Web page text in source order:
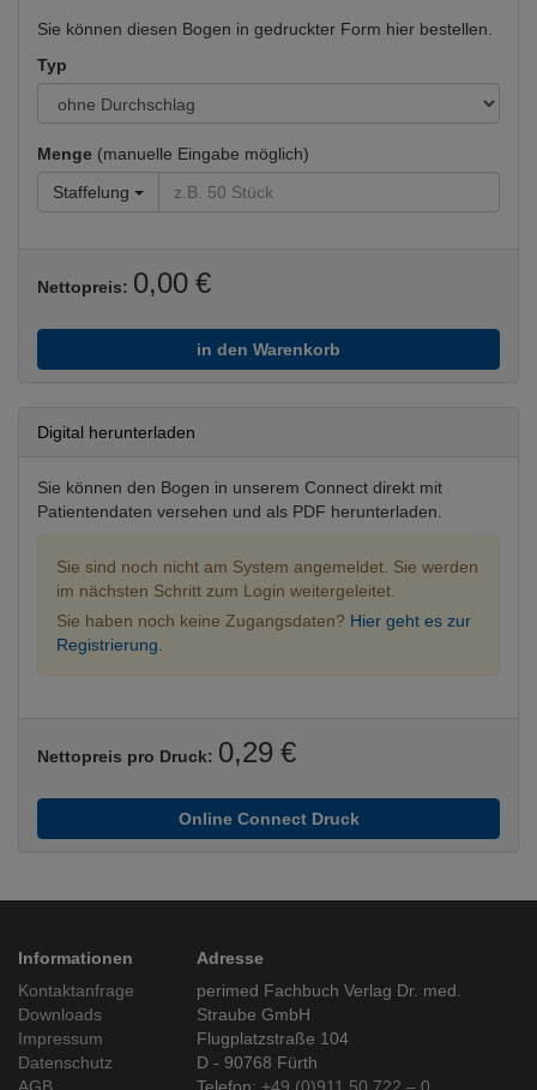
Sie können diesen Bogen in gedruckter Form hier bestellen.
Typ
Menge (manuelle Eingabe möglich)
Staffelung
Nettopreis: 0,00 €
in den Warenkorb
Digital herunterladen
Sie können den Bogen in unserem Connect direkt mit
Patientendaten versehen und als PDF herunterladen.
Sie sind noch nicht am System angemeldet. Sie werden
im nächsten Schritt zum Login weitergeleitet.
Sie haben noch keine Zugangsdaten? Hier geht es zur
Registrierung.
Nettopreis pro Druck: 0,29 €
Online Connect Druck
Informationen
Kontaktanfrage
Downloads
Impressum
Datenschutz
Adresse
perimed Fachbuch Verlag Dr. med.
Straube GmbH
Flugplatzstraße 104
D - 90768 Fürth